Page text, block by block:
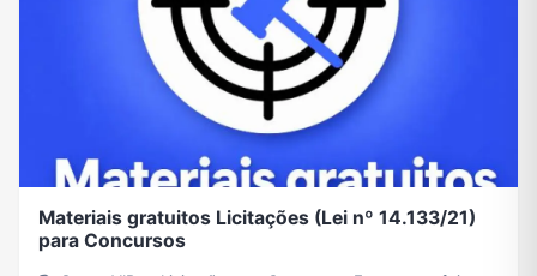
Materiais gratuitos Licitações (Lei nº 14.133/21)
para Concursos